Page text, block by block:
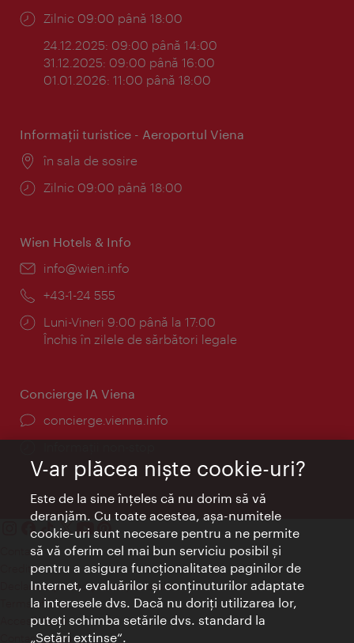
Program:
Zilnic 09:00 până 18:00
24.12.2025: 09:00 până 14:00
31.12.2025: 09:00 până 16:00
01.01.2026: 11:00 până 18:00
Informaţii turistice - Aeroportul Viena
Locul:
în sala de sosire
Program:
Zilnic 09:00 până 18:00
Wien Hotels & Info
E-
info@wien.info
Telefon:
+43-1-24 555
Program:
Luni-Vineri 9:00 până la 17:00
Închis în zilele de sărbători legale
Concierge IA Viena
concierge.vienna.info
Contact
Credits
Declaraţie privind protecţia datelor
Terms of Use
Accesibilitate
Contact presa
V-ar plăcea nişte cookie-uri?
Este de la sine înţeles că nu dorim să vă
deranjăm. Cu toate acestea, aşa-numitele
cookie-uri sunt necesare pentru a ne permite
să vă oferim cel mai bun serviciu posibil şi
pentru a asigura funcţionalitatea paginilor de
Internet, evaluărilor şi conţinuturilor adaptate
la interesele dvs. Dacă nu doriţi utilizarea lor,
puteţi schimba setările dvs. standard la
„Setări extinse“.